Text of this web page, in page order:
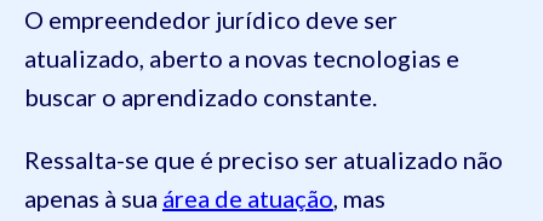
O empreendedor jurídico deve ser
atualizado, aberto a novas tecnologias e
buscar o aprendizado constante.
Ressalta-se que é preciso ser atualizado não
apenas à sua área de atuação, mas